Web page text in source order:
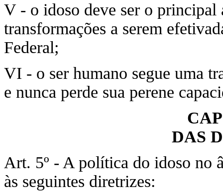
V - o idoso deve ser o principal
transformações a serem
Federal;
VI - o ser humano segue uma
e nunca perde sua perene
DAS
Art. 5º - A política do idoso no
às seguintes diretrizes: